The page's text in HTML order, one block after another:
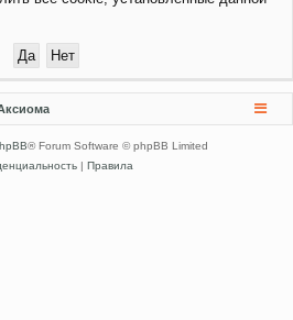
® Forum Software © phpBB Limited
| Правила